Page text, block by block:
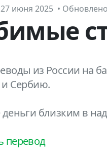
27 июня 2025 •
из России на
и Сербию.
близким в
перевод